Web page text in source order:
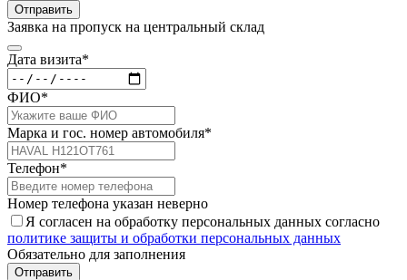
Отправить
Заявка на пропуск на центральный склад
Дата визита*
ФИО*
Марка и гос. номер автомобиля*
Телефон*
Номер телефона указан неверно
Я согласен на обработку персональных данных согласно
политике защиты и обработки персональных данных
Обязательно для заполнения
Отправить